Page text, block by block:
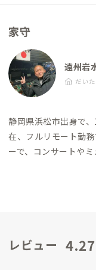
味八珍：徒歩20分（
チェーン） ・シェく
親類が営む丼屋さん
わやか：車12分（げんこ
・酵素風呂 OLUOLU
トサウナ） ・カネタ
お茶屋さん、お茶摘
家守
遠州岩
だい
静岡県浜松市出身で
在、フルリモート勤務
ーで、コンサートや
で、現地の方々にい
レビュー 4.27